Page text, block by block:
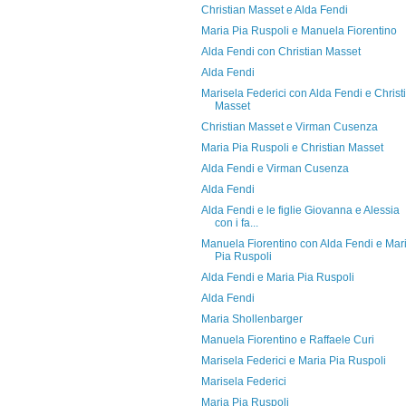
Christian Masset e Alda Fendi
Maria Pia Ruspoli e Manuela Fiorentino
Alda Fendi con Christian Masset
Alda Fendi
Marisela Federici con Alda Fendi e
Masset
Christian Masset e Virman Cusenza
Maria Pia Ruspoli e Christian Masset
Alda Fendi e Virman Cusenza
Alda Fendi
Alda Fendi e le figlie Giovanna e Alessia
con i fa...
Manuela Fiorentino con Alda Fendi e
Pia Ruspoli
Alda Fendi e Maria Pia Ruspoli
Alda Fendi
Maria Shollenbarger
Manuela Fiorentino e Raffaele Curi
Marisela Federici e Maria Pia Ruspoli
Marisela Federici
Maria Pia Ruspoli